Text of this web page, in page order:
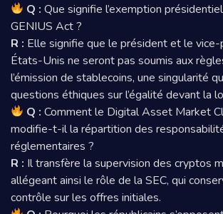
Q : Que signifie l’exemption
GENIUS Act ?
R : Elle signifie que le président et le
États-Unis ne seront pas soumis aux
l’émission de stablecoins, une singularité
questions éthiques sur l’égalité devant la
Q : Comment le Digital Asset Market
modifie-t-il la répartition des
réglementaires ?
R : Il transfère la supervision des cryptos
allégeant ainsi le rôle de la SEC, qui
contrôle sur les offres initiales.